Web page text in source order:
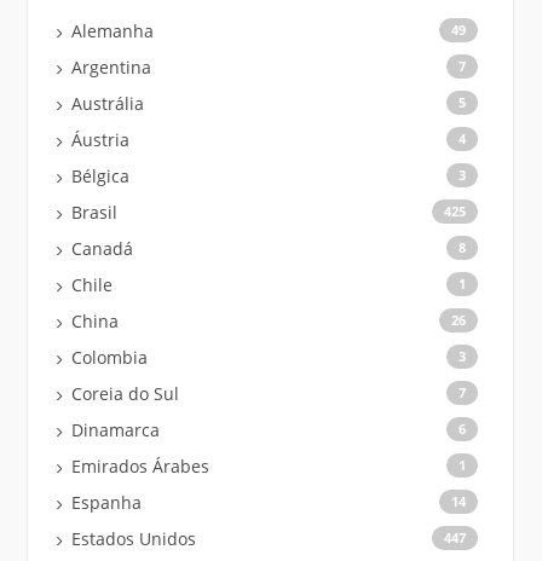
Alemanha 49
Argentina 7
Austrália 5
Áustria 4
Bélgica 3
Brasil 425
Canadá 8
Chile 1
China 26
Colombia 3
Coreia do Sul 7
Dinamarca 6
Emirados Árabes 1
Espanha 14
Estados Unidos 447